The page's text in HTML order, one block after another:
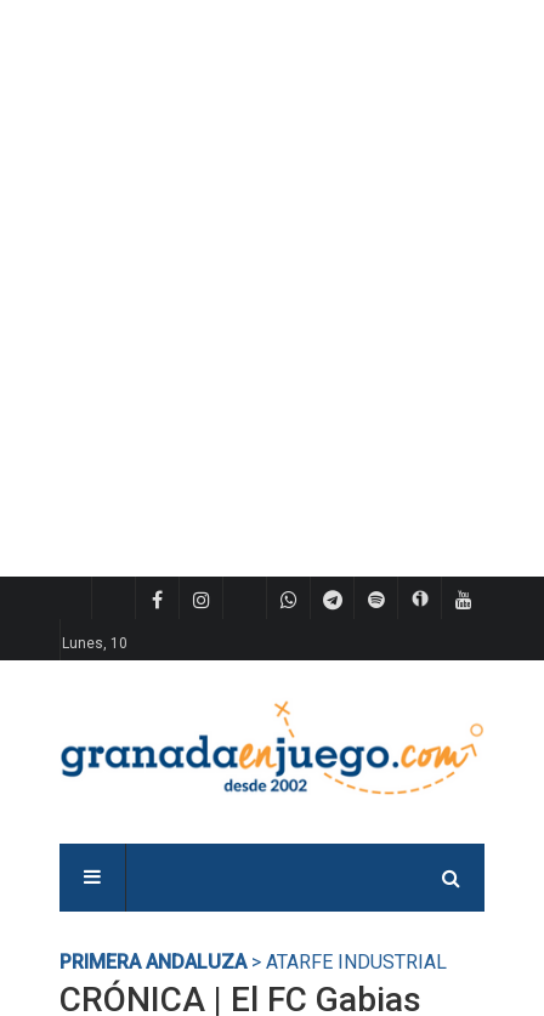
Lunes, 10
PRIMERA ANDALUZA> ATARFE INDUSTRIAL
CRÓNICA | El FC Gabias